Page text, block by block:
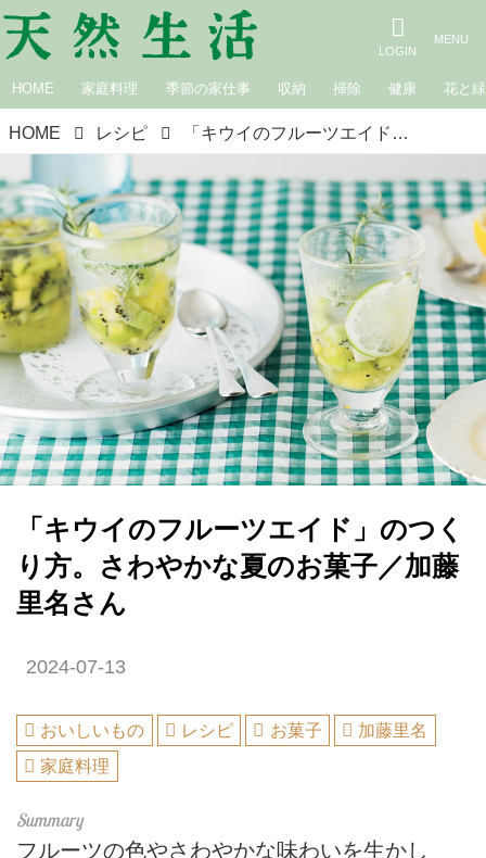
HOME 家庭料理 季節の家仕事 収納 掃除 健康 花と緑
HOME レシピ 「キウイのフルーツエイド」のつくり方。さわやかな夏のお菓子／加藤里名さん
「キウイのフルーツエイド」のつく
り方。さわやかな夏のお菓子／加藤
里名さん
2024-07-13
おいしいもの レシピ お菓子
加藤里名
家庭料理
フルーツの色やさわやかな味わいを生かし